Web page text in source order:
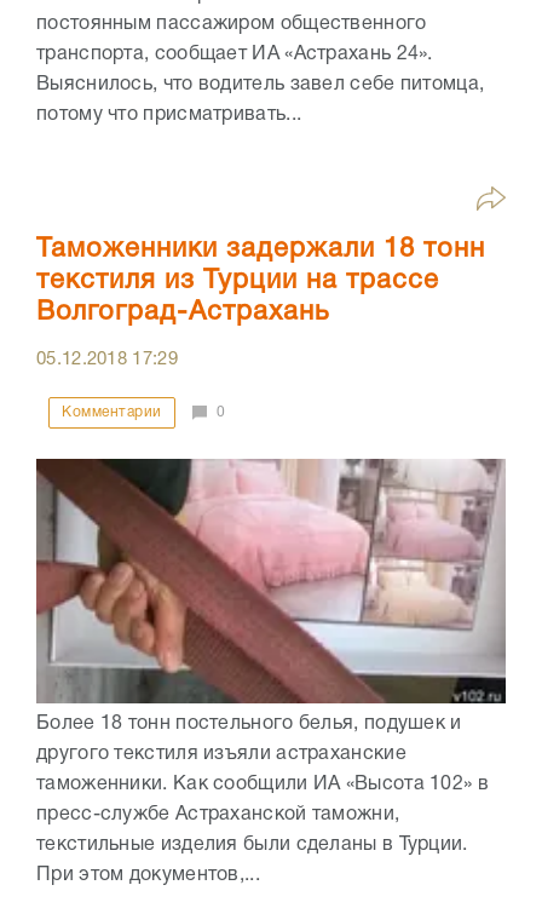
постоянным пассажиром общественного
транспорта, сообщает ИА «Астрахань 24».
Выяснилось, что водитель завел себе питомца,
потому что присматривать...
Таможенники задержали 18 тонн
текстиля из Турции на трассе
Волгоград-Астрахань
05.12.2018 17:29
Комментарии 0
Более 18 тонн постельного белья, подушек и
другого текстиля изъяли астраханские
таможенники. Как сообщили ИА «Высота 102» в
пресс-службе Астраханской таможни,
текстильные изделия были сделаны в Турции.
При этом документов,...